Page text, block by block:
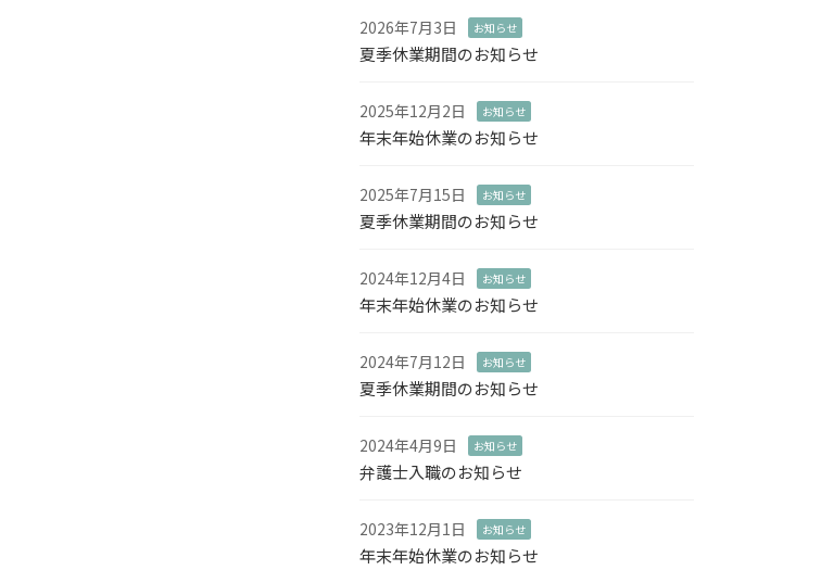
2026年7月3日 お知らせ
夏季休業期間のお知らせ
2025年12月2日 お知らせ
年末年始休業のお知らせ
2025年7月15日 お知らせ
夏季休業期間のお知らせ
2024年12月4日 お知らせ
年末年始休業のお知らせ
2024年7月12日 お知らせ
夏季休業期間のお知らせ
2024年4月9日 お知らせ
弁護士入職のお知らせ
2023年12月1日 お知らせ
年末年始休業のお知らせ